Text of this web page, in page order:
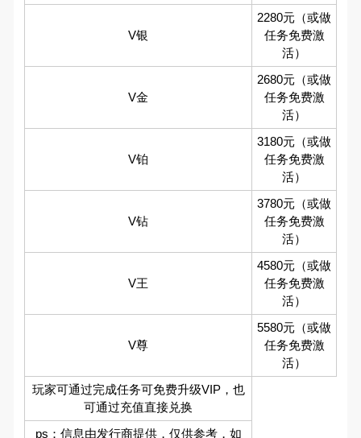
V银
2280元（或做
任务免费激
活）
V金
2680元（或做
任务免费激
活）
V铂
3180元（或做
任务免费激
活）
V钻
3780元（或做
任务免费激
活）
V王
4580元（或做
任务免费激
活）
V尊
5580元（或做
任务免费激
活）
玩家可通过完成任务可免费升级VIP，也
可通过充值直接兑换
ps：信息由发行商提供，仅供参考，如